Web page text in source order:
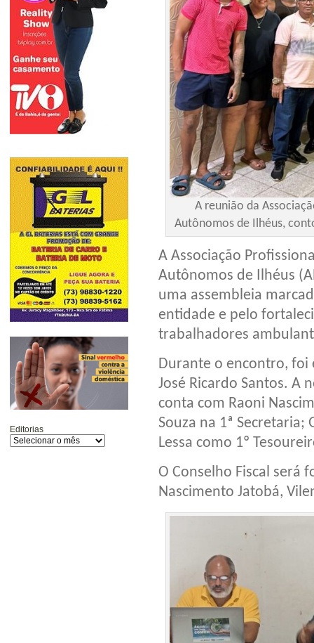
Editorias
A reunião da
Autônomos de Ilhéus,
A Associação
Autônomos de Ilhéus
uma assembleia
entidade e pelo
trabalhadores
Durante o encontro, foi
José Ricardo Santos. A
conta com Raoni
Souza na 1ª
Lessa como 1º
O Conselho Fiscal será
Nascimento Jatobá,